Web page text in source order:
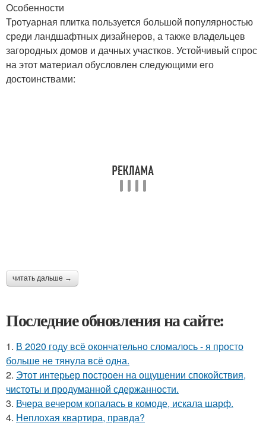
Особенности
Тротуарная плитка пользуется большой популярностью
среди ландшафтных дизайнеров, а также владельцев
загородных домов и дачных участков. Устойчивый спрос
на этот материал обусловлен следующими его
достоинствами:
читать дальше →
Последние обновления на сайте:
1. В 2020 году всё окончательно сломалось - я просто
больше не тянула всё одна.
2. Этот интерьер построен на ощущении спокойствия,
чистоты и продуманной сдержанности.
3. Вчера вечером копалась в комоде, искала шарф.
4. Неплохая квартира, правда?